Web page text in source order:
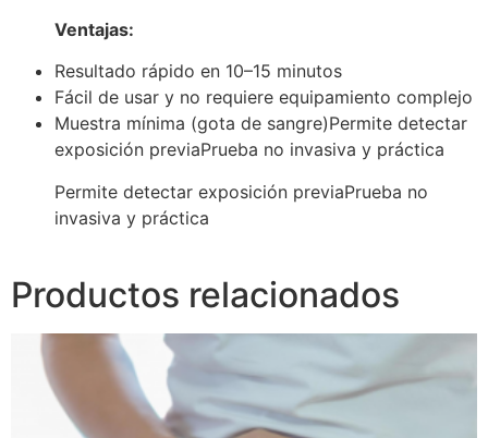
Ventajas:
Resultado rápido en 10–15 minutos
Fácil de usar y no requiere equipamiento complejo
Muestra mínima (gota de sangre)Permite detectar
exposición previaPrueba no invasiva y práctica
Permite detectar exposición previaPrueba no
invasiva y práctica
Productos relacionados